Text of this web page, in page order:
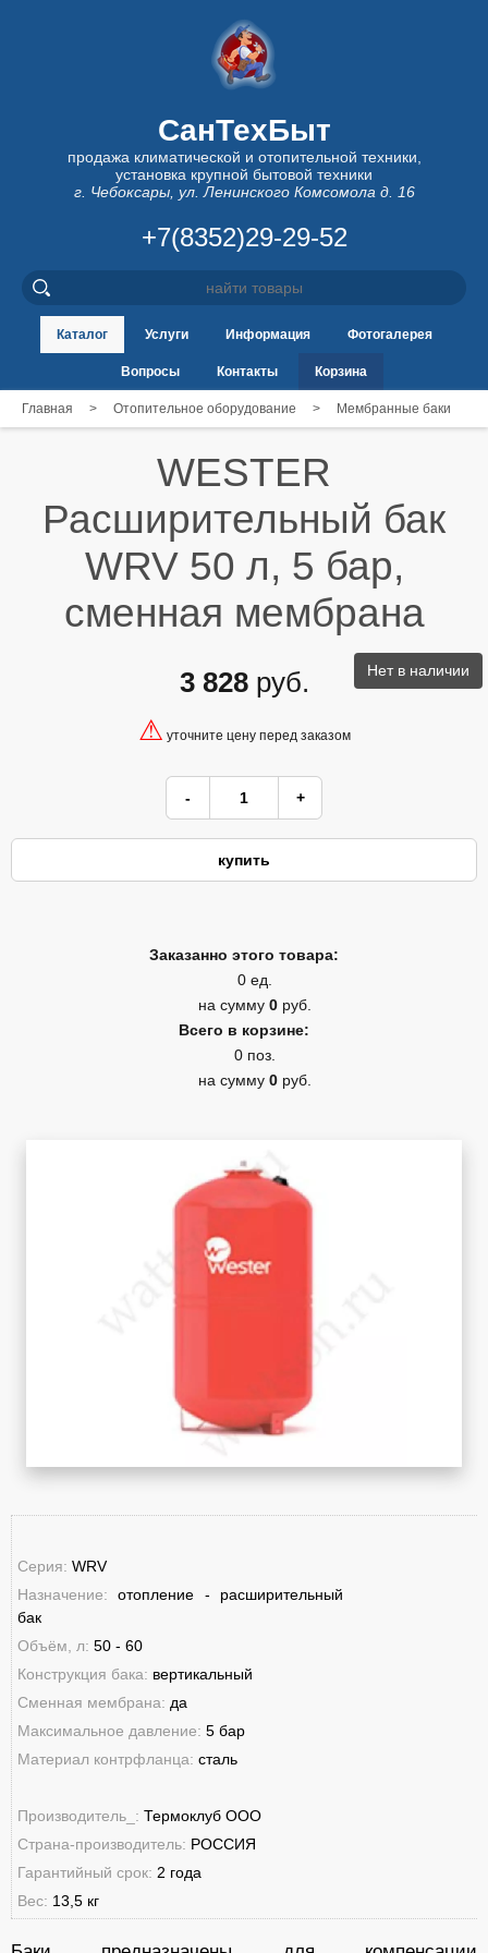
СанТехБыт
продажа климатической и отопительной техники,
установка крупной бытовой техники
г. Чебоксары, ул. Ленинского Комсомола д. 16
+7(8352)29-29-52
Каталог Услуги Информация Фотогалерея
Вопросы Контакты Корзина
Главная > Отопительное оборудование > Мембранные баки
WESTER
Расширительный бак
WRV 50 л, 5 бар,
сменная мембрана
Нет в наличии
3 828руб.
⚠ уточните цену перед заказом
Заказанно этого товара:
0 ед.
на сумму 0 руб.
Всего в корзине:
0 поз.
на сумму 0 руб.
Серия: WRV
Назначение:отопление - расширительный
бак
Объём, л: 50 - 60
Конструкция бака: вертикальный
Сменная мембрана: да
Максимальное давление: 5 бар
Материал контрфланца: сталь
Производитель_: Термоклуб ООО
Страна-производитель: РОССИЯ
Гарантийный срок: 2 года
Вес: 13,5 кг